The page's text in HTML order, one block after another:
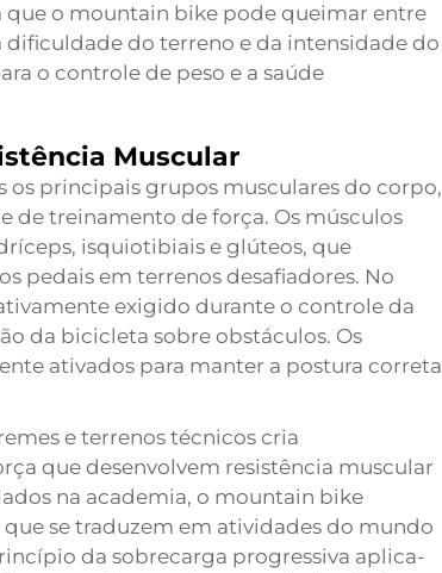
o mountain bike pode queimar entre
dificuldade do terreno e da intensidade do
o controle de peso e a saúde
Muscular
principais grupos musculares do corpo,
de treinamento de força. Os músculos
isquiotibiais e glúteos, que
pedais em terrenos desafiadores. No
exigido durante o controle da
da bicicleta sobre obstáculos. Os
ativados para manter a postura correta
e terrenos técnicos cria
que desenvolvem resistência muscular
na academia, o mountain bike
se traduzem em atividades do mundo
da sobrecarga progressiva aplica-